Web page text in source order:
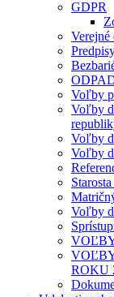
GDPR
Verejné
Voľby
Voľby
Voľby
Voľby
Voľby
ROKU